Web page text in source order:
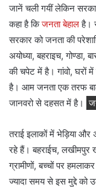
जानें चली गयीं लेकिन
कहा है किजनता बेहालहै।
सरकार को जनता की
अयोध्या, बहराइच, गोण्डा,
की चपेट में है। गांवो, घरों
है। आम जनता एक तरफ
जानवरो से दहसत में है।
तराई इलाकों में भेड़िया
रहे हैं। बहराईच, लखीमपुर
ग्रामीणों, बच्चों पर
ज्यादा समय से इस मुद्दे को